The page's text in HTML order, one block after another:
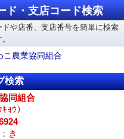
ド・支店コード検索
や店番、支店番号を簡単に検索
こ農業協同組合
検索
同組合
ﾖｳ）
き